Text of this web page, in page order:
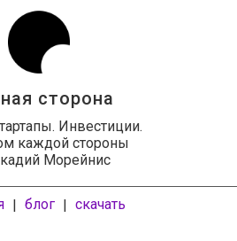
сторона
Инвестиции.
каждой стороны
Морейнис
| блог | скачать